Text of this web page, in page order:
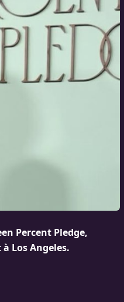
Percent Pledge,
Los Angeles.